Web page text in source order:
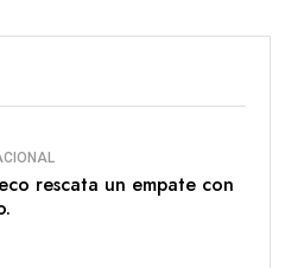
rescata un empate con